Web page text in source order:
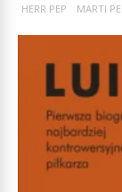
HERR PEP
MARTI